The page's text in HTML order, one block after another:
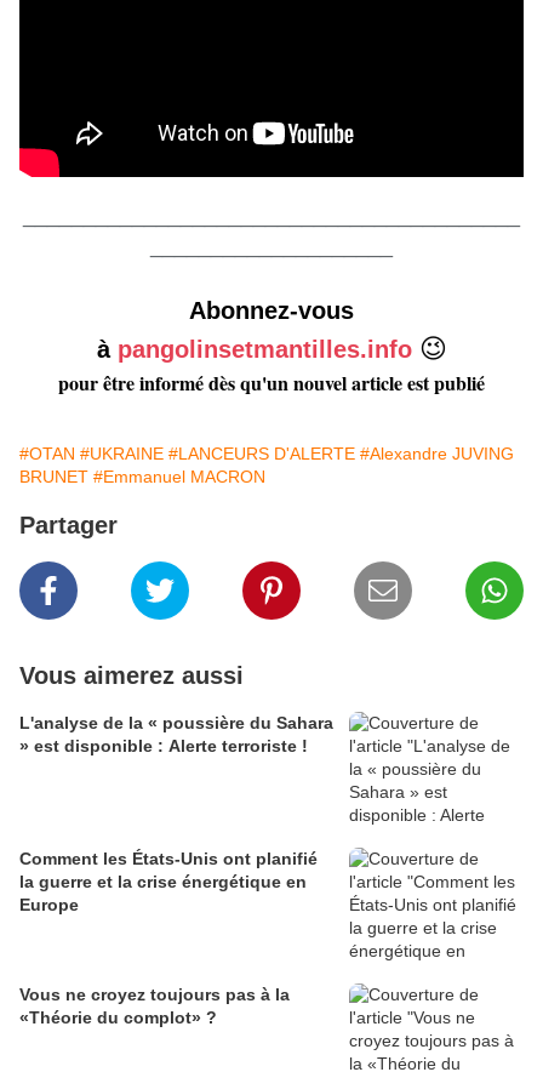
Abonnez-vous
à pangolinsetmantilles.info 😉
pour être informé dès qu'un nouvel article est publié
#OTAN #UKRAINE #LANCEURS D'ALERTE #Alexandre JUVING
BRUNET #Emmanuel MACRON
Partager
Vous aimerez aussi
L'analyse de la « poussière du Sahara
» est disponible : Alerte terroriste !
Comment les États-Unis ont planifié
la guerre et la crise énergétique en
Europe
Vous ne croyez toujours pas à la
«Théorie du complot» ?